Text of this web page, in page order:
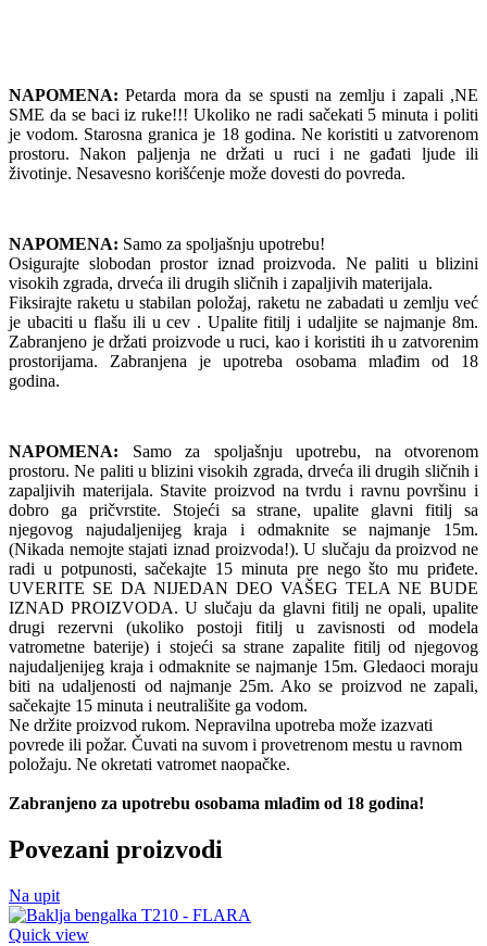
NAPOMENA: Petarda mora da se spusti na zemlju i zapali ,NE
SME da se baci iz ruke!!! Ukoliko ne radi sačekati 5 minuta i politi
je vodom. Starosna granica je 18 godina. Ne koristiti u zatvorenom
prostoru. Nakon paljenja ne držati u ruci i ne gađati ljude ili
životinje. Nesavesno korišćenje može dovesti do povreda.
NAPOMENA: Samo za spoljašnju upotrebu!
Osigurajte slobodan prostor iznad proizvoda. Ne paliti u blizini
visokih zgrada, drveća ili drugih sličnih i zapaljivih materijala.
Fiksirajte raketu u stabilan položaj, raketu ne zabadati u zemlju već
je ubaciti u flašu ili u cev . Upalite fitilj i udaljite se najmanje 8m.
Zabranjeno je držati proizvode u ruci, kao i koristiti ih u zatvorenim
prostorijama. Zabranjena je upotreba osobama mlađim od 18
godina.
NAPOMENA: Samo za spoljašnju upotrebu, na otvorenom
prostoru. Ne paliti u blizini visokih zgrada, drveća ili drugih sličnih i
zapaljivih materijala. Stavite proizvod na tvrdu i ravnu površinu i
dobro ga pričvrstite. Stojeći sa strane, upalite glavni fitilj sa
njegovog najudaljenijeg kraja i odmaknite se najmanje 15m.
(Nikada nemojte stajati iznad proizvoda!). U slučaju da proizvod ne
radi u potpunosti, sačekajte 15 minuta pre nego što mu priđete.
UVERITE SE DA NIJEDAN DEO VAŠEG TELA NE BUDE
IZNAD PROIZVODA. U slučaju da glavni fitilj ne opali, upalite
drugi rezervni (ukoliko postoji fitilj u zavisnosti od modela
vatrometne baterije) i stojeći sa strane zapalite fitilj od njegovog
najudaljenijeg kraja i odmaknite se najmanje 15m. Gledaoci moraju
biti na udaljenosti od najmanje 25m. Ako se proizvod ne zapali,
sačekajte 15 minuta i neutrališite ga vodom.
Ne držite proizvod rukom. Nepravilna upotreba može izazvati
povrede ili požar. Čuvati na suvom i provetrenom mestu u ravnom
položaju. Ne okretati vatromet naopačke.
Zabranjeno za upotrebu osobama mlađim od 18 godina!
Povezani proizvodi
Na upit
Quick view